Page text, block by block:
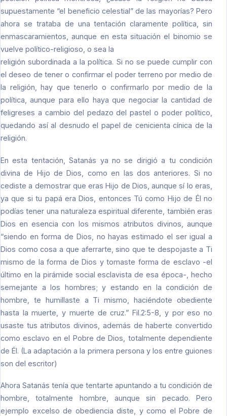
supuestamente “el beneficio celestial” de las mayorías? Pero
ahora se trataba de una tentación claramente política, sin
enmascaramientos, aunque en esta situación el binomio se
vuelve político-religioso, o sea la
religión subordinada a la política. Si no se puede cumplir con
el deseo de tener o confirmar el poder terreno por medio de
la religión, hay que tenerlo o confirmarlo por medio de la
política, aunque para ello haya que negociar la cantidad de
feligreses a cambio del pedazo del pastel o poder político,
quedando así al desnudo el papel de cenicienta cínica de la
religión.
En esta tentación, Satanás ya no se dirigió a tu condición
divina de Hijo de Dios, como en las dos anteriores. Si no
cediste a demostrar que eras Hijo de Dios, aunque sí lo eras,
ya que si tu papá era Dios, entonces Tú como Hijo de Él no
podías tener una naturaleza espiritual diferente, también eras
Dios en esencia con los mismos atributos divinos, aunque
“siendo en forma de Dios, no hayas estimado el ser igual a
Dios como cosa a que aferrarte, sino que te despojaste a Ti
mismo de la forma de Dios y tomaste forma de esclavo -el
último en la pirámide social esclavista de esa época-, hecho
semejante a los hombres; y estando en la condición de
hombre, te humillaste a Ti mismo, haciéndote obediente
hasta la muerte, y muerte de cruz.” Fil.2:5-8, y por eso no
usaste tus atributos divinos, además de haberte convertido
como esclavo en el Pobre de Dios, totalmente dependiente
de Él. (La adaptación a la primera persona y los entre guiones
son del escritor)
Ahora Satanás tenía que tentarte apuntando a tu condición de
hombre, totalmente hombre, aunque sin pecado. Pero
ejemplo excelso de obediencia diste, y como el Pobre de